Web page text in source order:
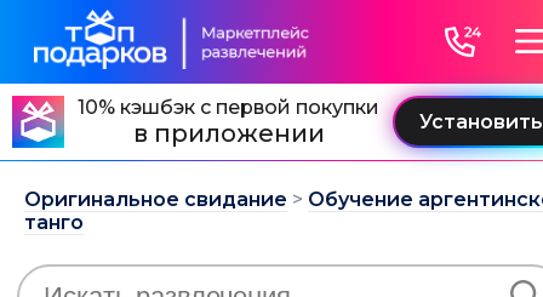
10% кэшбэк с первой покупки
в приложении
Оригинальное свидание > Обучение
танго